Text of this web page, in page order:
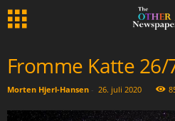
Fromme Katte 26/
Morten Hjerl-Hansen - 26. juli 2020